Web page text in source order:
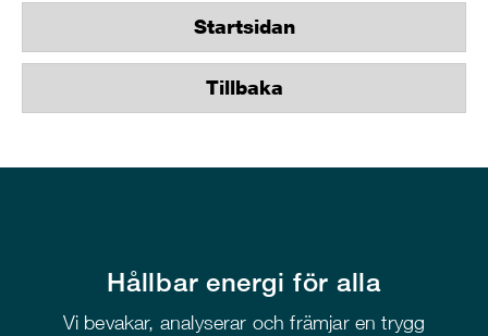
Startsidan
Tillbaka
Hållbar energi för alla
Vi bevakar, analyserar och främjar en trygg